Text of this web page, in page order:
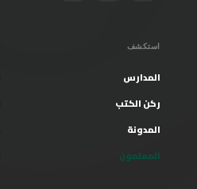
استكشف
المدارس
ركن الكتب
المدونة
المعلمون